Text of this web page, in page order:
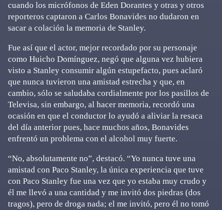
cuando los micrófonos de Eden Dorantes y otras y otros
reporteros captaron a Carlos Bonavides no dudaron en
sacar a colación la memoria de Stanley.
Fue así que el actor, mejor recordado por su personaje
como Huicho Domínguez, negó que alguna vez hubiera
visto a Stanley consumir algún estupefacto, pues aclaró
que nunca tuvieron una amistad estrecha y que, en
cambio, sólo se saludaba cordialmente por los pasillos de
Televisa, sin embargo, al hacer memoria, recordó una
ocasión en que el conductor lo ayudó a aliviar la resaca
del día anterior pues, hace muchos años, Bonavides
enfrentó un problema con el alcohol muy fuerte.
“No, absolutamente no”, destacó. “Yo nunca tuve una
amistad con Paco Stanley, la única experiencia que tuve
con Paco Stanley fue una vez que yo estaba muy crudo y
él me llevó a una cantidad y me invitó dos piedras (dos
tragos), pero de droga nada; el me invitó, pero él no tomó